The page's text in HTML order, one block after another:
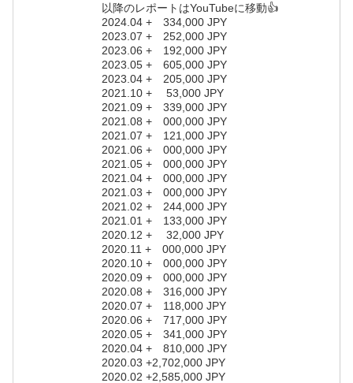
以降のレポートはYouTubeに移動👍
2024.04 + 334,000 JPY
2023.07 + 252,000 JPY
2023.06 + 192,000 JPY
2023.05 + 605,000 JPY
2023.04 + 205,000 JPY
2021.10 + 53,000 JPY
2021.09 + 339,000 JPY
2021.08 + 000,000 JPY
2021.07 + 121,000 JPY
2021.06 + 000,000 JPY
2021.05 + 000,000 JPY
2021.04 + 000,000 JPY
2021.03 + 000,000 JPY
2021.02 + 244,000 JPY
2021.01 + 133,000 JPY
2020.12 + 32,000 JPY
2020.11 + 000,000 JPY
2020.10 + 000,000 JPY
2020.09 + 000,000 JPY
2020.08 + 316,000 JPY
2020.07 + 118,000 JPY
2020.06 + 717,000 JPY
2020.05 + 341,000 JPY
2020.04 + 810,000 JPY
2020.03 +2,702,000 JPY
2020.02 +2,585,000 JPY